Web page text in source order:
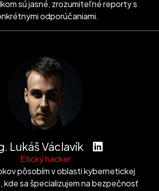
sú jasné, zrozumiteľné reporty s
odporúčaniami.
Lukáš Václavík
Etický hacker
pôsobím v oblasti kybernetickej
sa špecializujem na bezpečnosť